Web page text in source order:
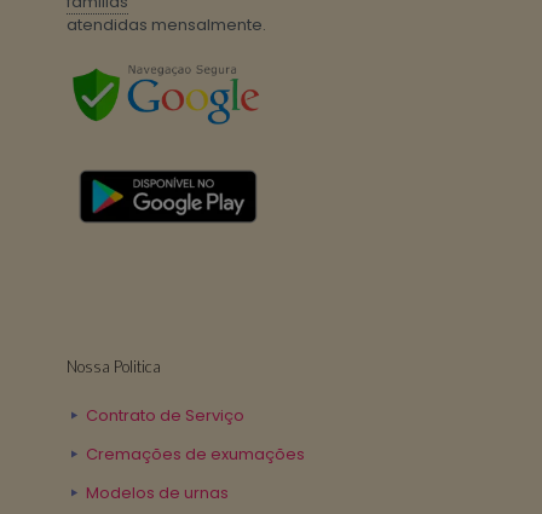
atendidas mensalmente.
Nossa Politica
Contrato de Serviço
Cremações de exumações
Modelos de urnas